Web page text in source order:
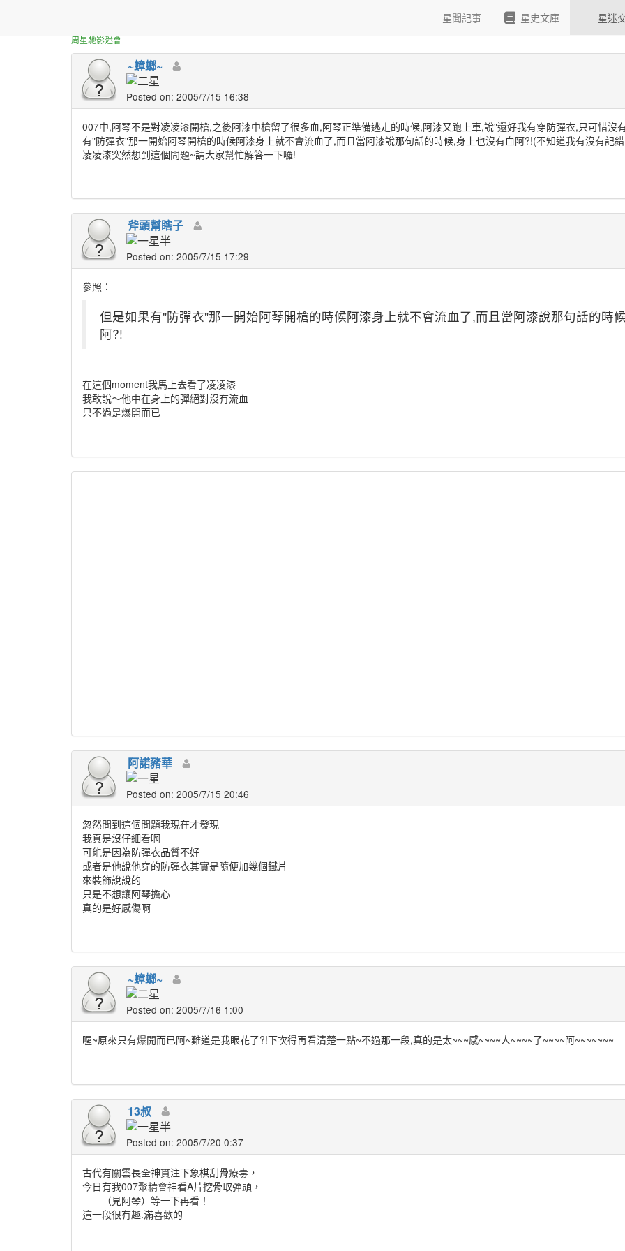
周星馳影迷會
星聞記事 星史文庫 星迷
~蟑螂~
Posted on: 2005/7/15 16:38
007中,阿琴不是對凌凌漆開槍,之後阿漆中槍留了很多血,阿琴正準備逃走的時候,阿漆又跑上車,說"還好我有穿防彈衣,只可惜沒
有"防彈衣"那一開始阿琴開槍的時候阿漆身上就不會流血了,而且當阿漆說那句話的時候,身上也沒有血阿?!(不知道我有沒有記
凌凌漆突然想到這個問題~請大家幫忙解答一下囉!
斧頭幫瞎子
Posted on: 2005/7/15 17:29
參照：
但是如果有"防彈衣"那一開始阿琴開槍的時候阿漆身上就不會流血了,而且當阿漆說那句話的時
阿?!
在這個moment我馬上去看了凌凌漆
我敢說～他中在身上的彈絕對沒有流血
只不過是爆開而已
阿諾豬華
Posted on: 2005/7/15 20:46
忽然問到這個問題我現在才發現
我真是沒仔細看啊
可能是因為防彈衣品質不好
或者是他說他穿的防彈衣其實是隨便加幾個鐵片
來裝飾說說的
只是不想讓阿琴擔心
真的是好感傷啊
~蟑螂~
Posted on: 2005/7/16 1:00
喔~原來只有爆開而已阿~難道是我眼花了?!下次得再看清楚一點~不過那一段,真的是太~~~感~~~~人~~~~了~~~~阿~~~~~~~
13叔
Posted on: 2005/7/20 0:37
古代有關雲長全神貫注下象棋刮骨療毒，
今日有我007聚精會神看A片挖骨取彈頭，
－－（見阿琴）等一下再看！
這一段很有趣.滿喜歡的